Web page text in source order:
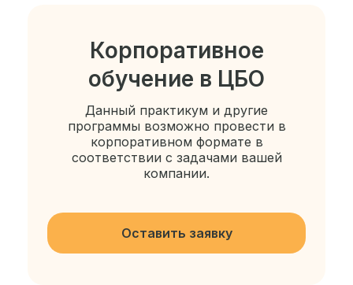
Корпоративное
обучение в ЦБО
Данный практикум и другие
программы возможно провести в
корпоративном формате в
соответствии с задачами вашей
компании.
Оставить заявку